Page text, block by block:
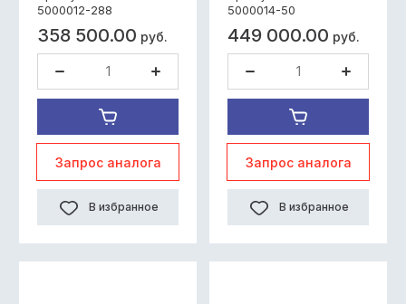
5000012-288
358 500.00 руб.
Запрос аналога
В избранное
Габариты,мм:Высота-
Вес,кг:286
5000014-50
449 000.00 руб.
Запрос аналога
В избранное